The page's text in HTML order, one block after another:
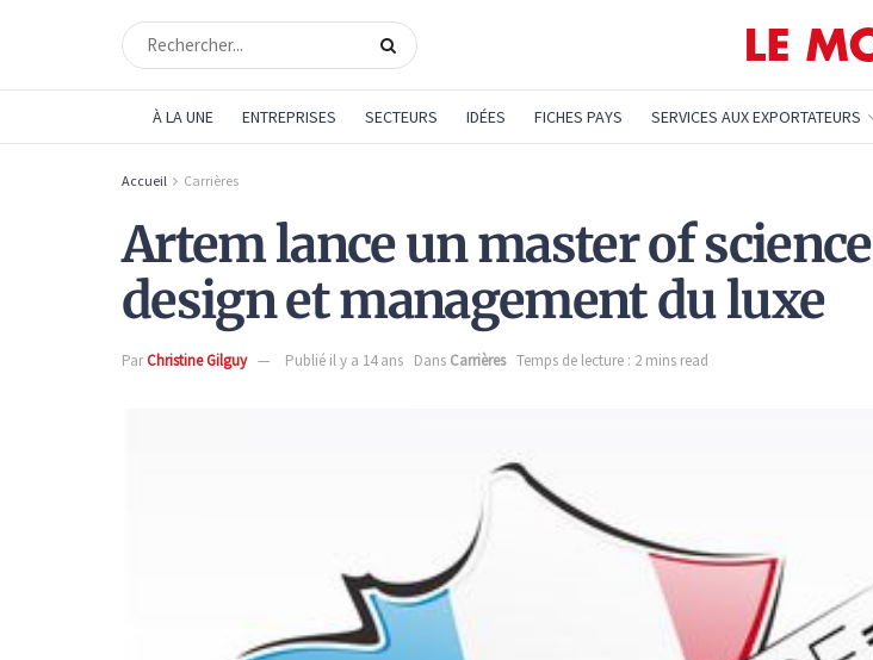
À LA UNE ENTREPRISES SECTEURS IDÉES FICHES PAYS SERVICES AUX EXPORTATEURS
Accueil Carrières
Artem lance un master of science
design et management du luxe
ParChristine Gilguy Publié il y a 14 ans Dans Carrières Temps de lecture : 2 mins read